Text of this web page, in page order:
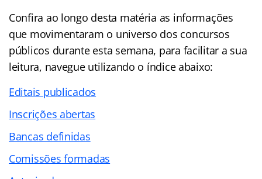
Confira ao longo desta matéria as informações
que movimentaram o universo dos concursos
públicos durante esta semana, para facilitar a sua
leitura, navegue utilizando o índice abaixo:
Editais publicados
Inscrições abertas
Bancas definidas
Comissões formadas